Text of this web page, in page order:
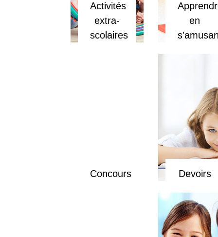
Activités
extra-
scolaires
en
Concours Devoirs